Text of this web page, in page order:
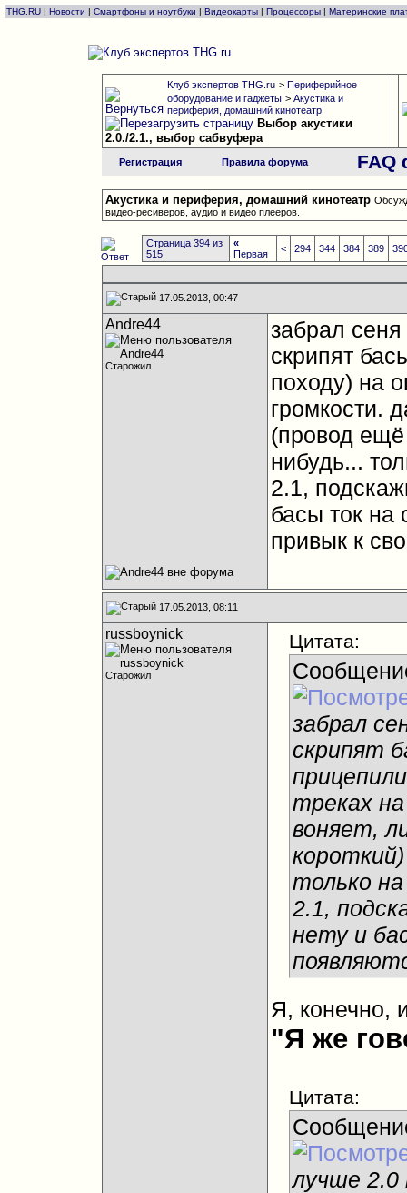
THG.RU | Новости | Смартфоны и ноутбуки | Видеокарты | Процессоры | Материнские
Клуб экспертов THG.ru > Периферийное
оборудование и гаджеты > Акустика и
периферия, домашний кинотеатр
Выбор акустики
2.0./2.1., выбор сабвуфера
Регистрация Правила форума FAQ
Акустика и периферия, домашний кинотеатр
видео-ресиверов, аудио и видео плееров.
Страница 394 из
515
«
Первая
< 294 344 384 389
17.05.2013, 00:47
Andre44
Старожил
забрал
скрипят
походу) на
громкости.
(провод ещё
нибудь...
2.1,
басы ток на
привык к
17.05.2013, 08:11
russboynick
Старожил
Цитата:
забрал
скрипят
треках
воняет,
только
2.1,
нету и
Я, конечно,
"Я же
Цитата:
лучше 2.0